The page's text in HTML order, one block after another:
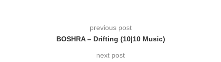
previous post
BOSHRA – Drifting (10|10 Music)
next post